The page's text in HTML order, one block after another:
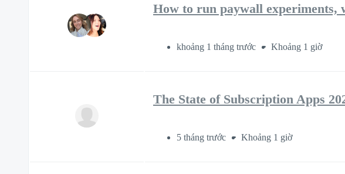
How to run paywall experiments,
khoảng 1 tháng trước Khoảng 1 giờ
The State of Subscription Apps
5 tháng trước Khoảng 1 giờ